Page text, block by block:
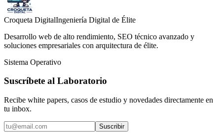
Croqueta DigitalIngeniería Digital de Élite
Desarrollo web de alto rendimiento, SEO técnico avanzado y
soluciones empresariales con arquitectura de élite.
Sistema Operativo
Suscríbete al Laboratorio
Recibe white papers, casos de estudio y novedades directamente en
tu inbox.
Suscribir